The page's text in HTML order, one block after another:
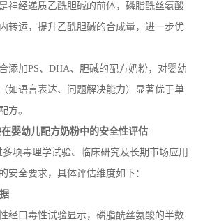
神经递质乙酰胆碱的前体，磷脂酰丝氨酸
转运，提升乙酰胆碱的合成量，进一步优
添加PS、 DHA、胆碱的配方奶粉，对婴幼
如语言表达、问题解决能力）显著优于单
方。
婴幼儿配方奶粉中的安全性评估
项毒理学试验、临床研究及长期市场应用
安全要求，具体评估维度如下：
经口毒性试验显示，磷脂酰丝氨酸的半数